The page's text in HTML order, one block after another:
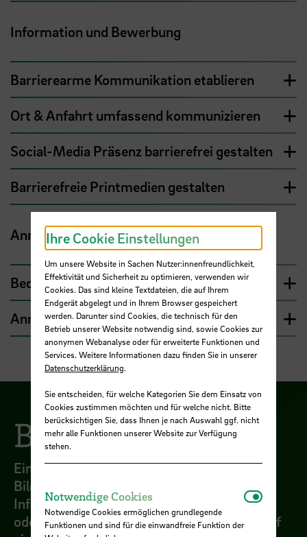
Information und Bewerbung
Barrierearme Kommunikation etablieren
Ort & Anfahrt umfassend kommunizieren
Social-Media Präsenz barrierefrei gestalten
Barrierefreie Printmedien gestalten
Anmeldung
Bedarfe frühzeitig erfragen und antizipieren
Anmeldemasken inklusiv gestalten
Barriere:
Eine Veranstaltungswebsite enthält viele
Bilder ohne Beschreibung, keine
Informationen zu Barrierefreiheit, Anreise
oder Lageplänen. Mit Aufwand finden sie auf
Ihre Cookie Einstellungen
Um unsere Website in Sachen Nutzer:innenfreundlichkeit,
Effektivität und Sicherheit zu optimieren, verwenden wir
Cookies. Das sind kleine Textdateien, die auf Ihrem
Endgerät abgelegt und in Ihrem Browser gespeichert
werden. Darunter sind Cookies, die technisch für den
Betrieb unserer Website notwendig sind, sowie Cookies zur
anonymen Webanalyse oder für erweiterte Funktionen und
Services. Weitere Informationen dazu finden Sie in unserer
Datenschutzerklärung.
Sie entscheiden, für welche Kategorien Sie dem Einsatz von
Cookies zustimmen möchten und für welche nicht. Bitte
berücksichtigen Sie, dass Ihnen je nach Auswahl ggf. nicht
mehr alle Funktionen unserer Website zur Verfügung
stehen.
Notwendige Cookies
Notwendige Cookies ermöglichen grundlegende
Funktionen und sind für die einwandfreie Funktion der